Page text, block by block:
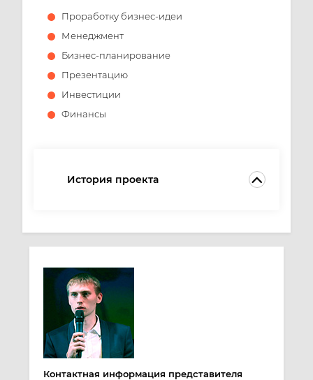
Проработку бизнес-идеи
Менеджмент
Бизнес-планирование
Презентацию
Инвестиции
Финансы
История проекта
Контактная информация представителя